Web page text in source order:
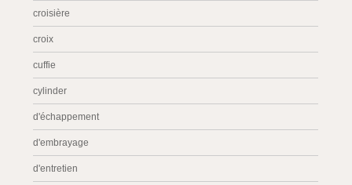
croisière
croix
cuffie
cylinder
d'échappement
d'embrayage
d'entretien